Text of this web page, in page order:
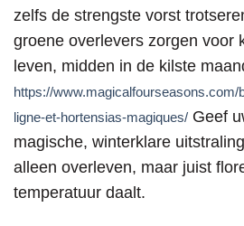
zelfs de strengste vorst
groene overlevers zorgen voor
leven, midden in de kilste
https://www.magicalfourseasons.com/
ligne-et-hortensias-magiques/ Geef
magische, winterklare
alleen overleven, maar juist
temperatuur daalt.